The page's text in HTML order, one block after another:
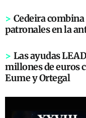
> Cedeira
patronales en la
> Las ayudas
millones de euros
Eume y Ortegal